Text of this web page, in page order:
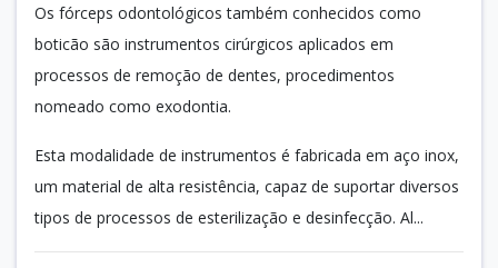
Os fórceps odontológicos também conhecidos como
boticão são instrumentos cirúrgicos aplicados em
processos de remoção de dentes, procedimentos
nomeado como exodontia.
Esta modalidade de instrumentos é fabricada em aço inox,
um material de alta resistência, capaz de suportar diversos
tipos de processos de esterilização e desinfecção. Al...